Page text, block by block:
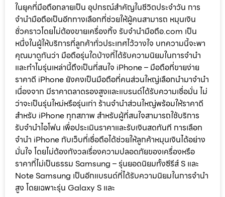
ในยุคที่มือถือกลายเป็น อุปกรณ์สำคัญในชีวิตประจำวัน การ
จำนำมือถือเป็นอีกทางเลือกที่ช่วยให้ผู้คนสามารถ หมุนเงิน
ชั่วคราวโดยไม่ต้องขายเครื่องทิ้ง รับจำนำมือถือ.com เป็น
หนึ่งในผู้ให้บริการที่ลูกค้าทั่วประเทศไว้วางใจ บทความนี้จะพา
คุณมาดูกันว่า มือถือรุ่นใดบ้างที่ได้รับความนิยมในการจำนำ
และทำไมรุ่นเหล่านี้ถึงเป็นที่สนใจ iPhone – มือถือที่ขายง่าย
ราคาดี iPhone ยังคงเป็นมือถือที่คนส่วนใหญ่เลือกนำมาจำนำ
เนื่องจาก มีราคาตลาดรองสูงและแบรนด์ได้รับความเชื่อมั่น ไม่
ว่าจะเป็นรุ่นใหม่หรือรุ่นเก่า ร้านจำนำส่วนใหญ่พร้อมให้ราคาดี
สำหรับ iPhone ทุกสภาพ สำหรับผู้ที่สนใจสามารถใช้บริการ
รับจำนำไอโฟน เพื่อประเมินราคาและรับเงินสดทันที การเลือก
จำนำ iPhone กับเว็บที่เชื่อถือได้ช่วยให้ลูกค้าหมุนเงินได้อย่าง
มั่นใจ โดยไม่ต้องกังวลเรื่องความปลอดภัยของเครื่องหรือ
ราคาที่ไม่เป็นธรรม Samsung – รุ่นยอดนิยมทั้งซีรีส์ S และ
Note Samsung เป็นอีกแบรนด์ที่ได้รับความนิยมในการจำนำ
สูง โดยเฉพาะรุ่น Galaxy S และ